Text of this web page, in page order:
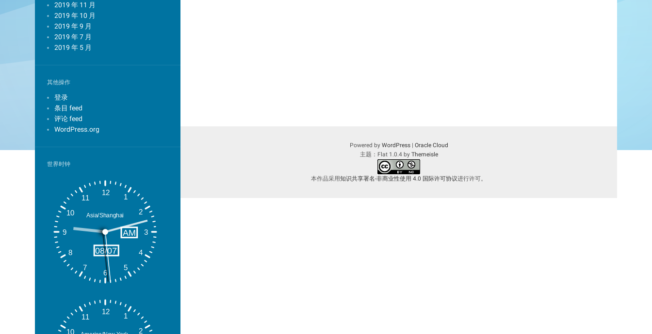
2019 年 11 月
2019 年 10 月
2019 年 9 月
2019 年 7 月
2019 年 5 月
其他操作
登录
条目 feed
评论 feed
WordPress.org
世界时钟
Powered by WordPress| Oracle Cloud
主题：Flat 1.0.4 by Themeisle
本作品采用知识共享署名-非商业性使用 4.0 国际许可协议进行许可。